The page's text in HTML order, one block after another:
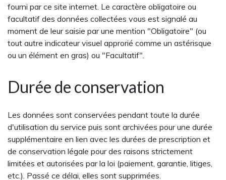
fourni par ce site internet. Le caractère obligatoire ou
facultatif des données collectées vous est signalé au
moment de leur saisie par une mention "Obligatoire" (ou
tout autre indicateur visuel approrié comme un astérisque
ou un élément en gras) ou "Facultatif".
Durée de conservation
Les données sont conservées pendant toute la durée
d'utilisation du service puis sont archivées pour une durée
supplémentaire en lien avec les durées de prescription et
de conservation légale pour des raisons strictement
limitées et autorisées par la loi (paiement, garantie, litiges,
etc.). Passé ce délai, elles sont supprimées.